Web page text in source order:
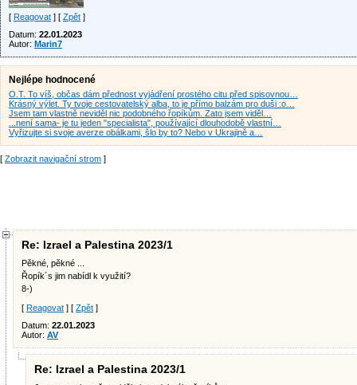
[ Reagovat ] [ Zpět ]
Datum: 22.01.2023
Autor: Marin7
Nejlépe hodnocené
O.T. To víš, občas dám přednost vyjádření prostého citu před spisovnou…
Krásný výlet. Ty tvoje cestovatelský alba, to je přímo balzám pro duši :o…
Jsem tam vlastně neviděl nic podobného řopíkům. Zato jsem viděl…
...není sama- je tu jeden "specialista", používající dlouhodobě vlastní…
Vyřizujte si svoje averze obálkami, šlo by to? Nebo v Ukrajině a…
[ Zobrazit navigační strom ]
Re: Izrael a Palestina 2023/1
Pěkné, pěkné ...
Řopík´s jim nabídl k využití?
8-)
[ Reagovat ] [ Zpět ]
Datum: 22.01.2023
Autor: AV
Re: Izrael a Palestina 2023/1